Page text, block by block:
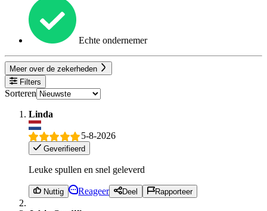
Echte ondernemer
Meer over de zekerheden
Filters
Sorteren
Linda
5-8-2026
Geverifieerd
Leuke spullen en snel geleverd
Nuttig Reageer Deel Rapporteer